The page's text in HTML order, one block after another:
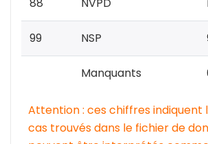
99 NSP
Manquants
Attention : ces chiffres indiquent
cas trouvés dans le fichier de